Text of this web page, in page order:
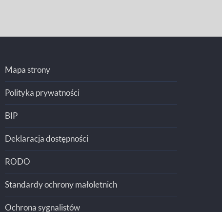
Mapa strony
Polityka prywatności
BIP
Deklaracja dostępności
RODO
Standardy ochrony małoletnich
Ochrona sygnalistów